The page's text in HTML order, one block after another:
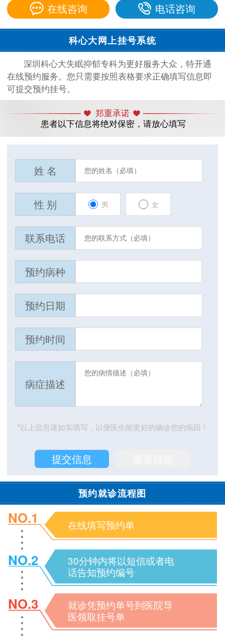
在线咨询 电话咨询
科心大网上挂号系统
深圳科心大失眠抑郁专科为更好服务大众，特开通
在线预约服务。您只需要按照表格要求正确填写信息即
可提交预约挂号。
郑重承诺
患者以下信息将绝对保密，请放心填写
姓 名
性 别 男 女
联系电话
预约病种
预约日期
预约时间
病症描述
*以上信息请如实填写，以便医生能更好的确诊您的病因！
预约就诊流程图
NO.1 在线填写预约单
NO.2
30分钟内将以短信或者电
话告知预约编号
NO.3
就诊凭预约单号到医院导
医领取挂号单